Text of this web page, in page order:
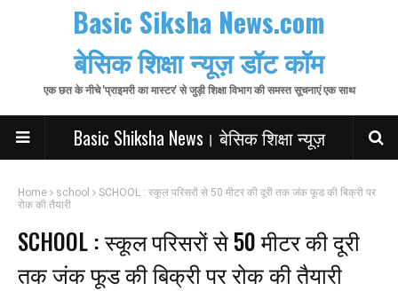
Basic Siksha News.com
बेसिक शिक्षा न्यूज़ डॉट कॉम
एक छत के नीचे 'प्राइमरी का मास्टर' से जुड़ी शिक्षा विभाग की समस्त सूचनाएं एक साथ
Basic Shiksha News। बेसिक शिक्षा न्यूज़
Home school
SCHOOL : स्कूल परिसरों से 50 मीटर की दूरी तक जंक फूड की बिक्री पर
रोक की तैयारी
SCHOOL : स्कूल परिसरों से 50 मीटर की दूरी
तक जंक फूड की बिक्री पर रोक की तैयारी